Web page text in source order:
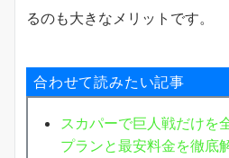
るのも大きなメリットです。
合わせて読みたい記事
スカパーで巨人戦だけを
プランと最安料金を徹底